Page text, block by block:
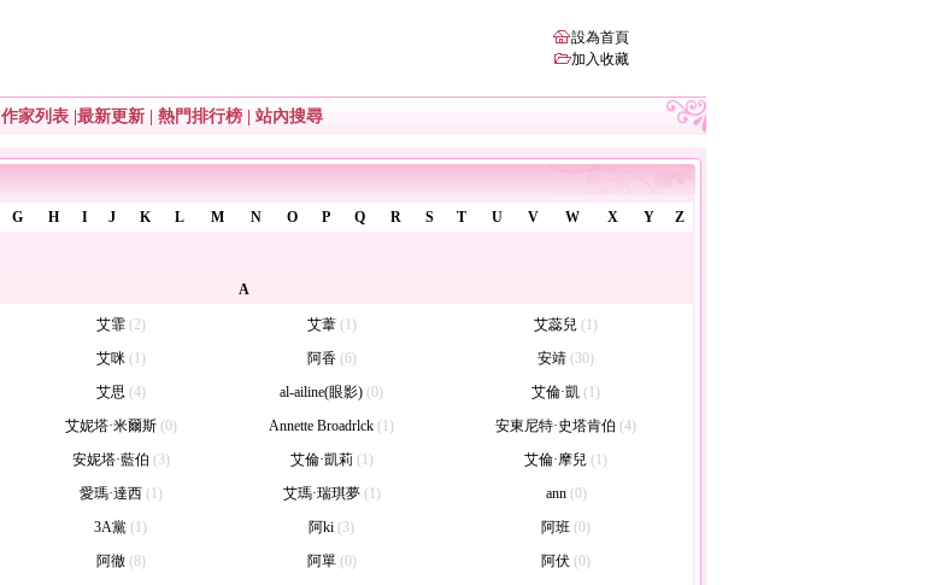
設為首頁
加入收藏
作家列表 最新更新 熱門排行榜 站內搜尋
G H I J K L M N O P Q R S T U V W X Y Z
A
艾霏 (2) 艾葦 (1) 艾蕊兒 (1)
艾咪 (1) 阿香 (6) 安靖 (30)
艾思 (4) al-ailine(眼影) (0) 艾倫·凱 (1)
艾妮塔·米爾斯 (0) Annette Broadrlck (1) 安東尼特·史塔肯伯 (4)
安妮塔·藍伯 (3) 艾倫·凱莉 (1) 艾倫·摩兒 (1)
愛瑪·達西 (1) 艾瑪·瑞琪夢 (1) ann (0)
3A黨 (1) 阿ki (3) 阿班 (0)
阿徹 (8) 阿單 (0) 阿伏 (0)